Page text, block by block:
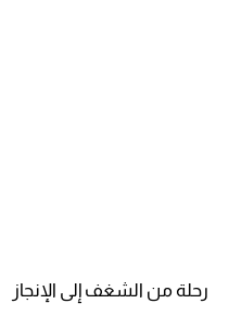
رحلة من الشغف إلى الإنجاز